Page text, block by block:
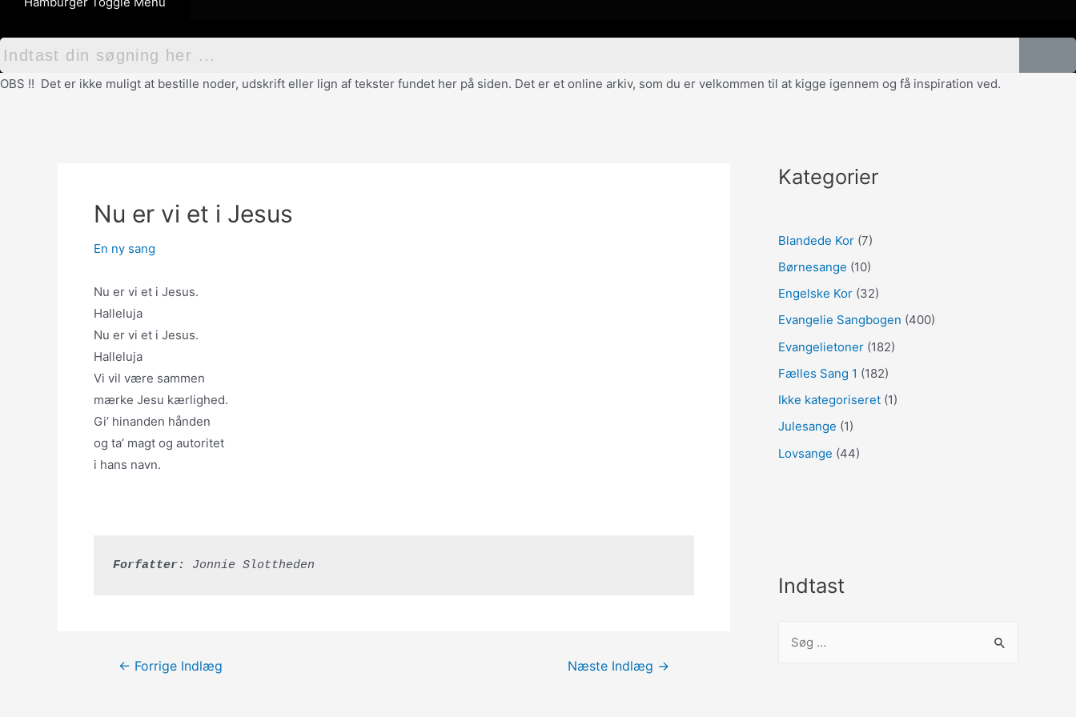
OBS !! Det er ikke muligt at bestille noder, udskrift eller lign af tekster fundet her på siden. Det er et online arkiv, som du er velkommen til at kigge igennem og få inspiration ved.
Nu er vi et i Jesus
En ny sang
Nu er vi et i Jesus.
Halleluja
Nu er vi et i Jesus.
Halleluja
Vi vil være sammen
mærke Jesu kærlighed.
Gi’ hinanden hånden
og ta’ magt og autoritet
i hans navn.
Forfatter: Jonnie Slottheden
Indlægsnavigation
← Forrige Indlæg Næste Indlæg →
Kategorier
Blandede Kor (7)
Børnesange (10)
Engelske Kor (32)
Evangelie Sangbogen (400)
Evangelietoner (182)
Fælles Sang 1 (182)
Ikke kategoriseret (1)
Julesange (1)
Lovsange (44)
Indtast